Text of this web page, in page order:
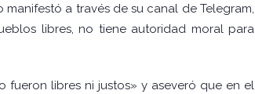
a través de su canal de Telegram,
libres, no tiene autoridad moral para
fueron libres ni justos» y aseveró que en el